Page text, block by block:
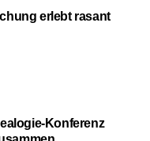
erlebt rasant
Konferenz